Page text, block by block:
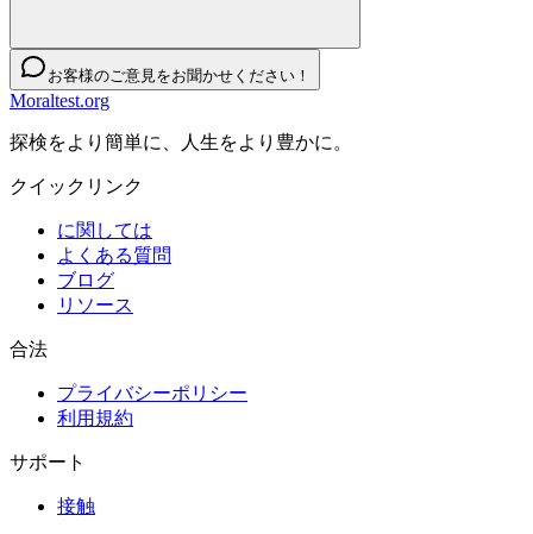
お客様のご意見をお聞かせください！
Moraltest.org
探検をより簡単に、人生をより豊かに。
クイックリンク
に関しては
よくある質問
ブログ
リソース
合法
プライバシーポリシー
利用規約
サポート
接触